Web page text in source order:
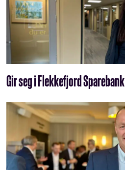
Gir seg i Flekkefjord Sparebank